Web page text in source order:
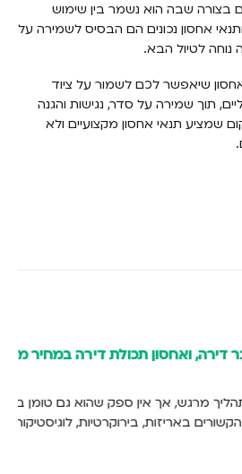
בצורה שבה הוא נשמר בין שימוש
ותנאי אחסון נכונים הם הבסיס לשמירה על
נוחה לטיול הבא.
שיאפשר לכם לשמור על ציוד
תוך שמירה על סדר, נגישות והגנה
שמציע תנאי אחסון מקצועיים ולא
ואחסון תכולת דירה במחיר משתלם
אך אין ספק שהוא גם טומן בחובו
בירוקרטיות, לוגיסטיקות,